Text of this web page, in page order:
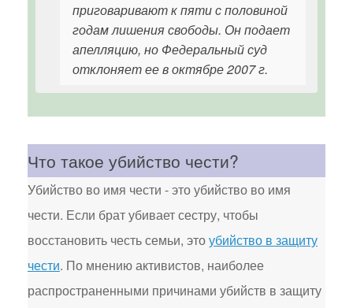
приговаривают к пяти с половиной
годам лишения свободы. Он подает
апелляцию, но Федеральный суд
отклоняет ее в октябре 2007 г.
Что такое убийство чести?
Убийство во имя чести - это убийство во имя
чести. Если брат убивает сестру, чтобы
восстановить честь семьи, этоубийство в защиту
чести. По мнению активистов, наиболее
распространенными причинами убийств в защиту